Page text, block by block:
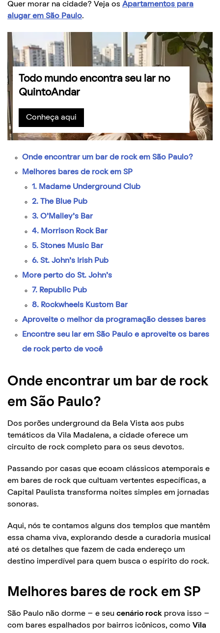
Quer morar na cidade? Veja os Apartamentos para
alugar em São Paulo.
Todo mundo encontra seu lar no
QuintoAndar
Conheça aqui
Onde encontrar um bar de rock em São Paulo?
Melhores bares de rock em SP
1. Madame Underground Club
2. The Blue Pub
3. O’Malley’s Bar
4. Morrison Rock Bar
5. Stones Music Bar
6. St. John’s Irish Pub
More perto do St. John’s
7. Republic Pub
8. Rockwheels Kustom Bar
Aproveite o melhor da programação desses bares
Encontre seu lar em São Paulo e aproveite os bares
de rock perto de você
Onde encontrar um bar de rock
em São Paulo?
Dos porões underground da Bela Vista aos pubs
temáticos da Vila Madalena, a cidade oferece um
circuito de rock completo para os seus devotos.
Passando por casas que ecoam clássicos atemporais e
em bares de rock que cultuam vertentes específicas, a
Capital Paulista transforma noites simples em jornadas
sonoras.
Aqui, nós te contamos alguns dos templos que mantêm
essa chama viva, explorando desde a curadoria musical
até os detalhes que fazem de cada endereço um
destino imperdível para quem busca o espírito do rock.
Melhores bares de rock em SP
São Paulo não dorme – e seu cenário rock prova isso –
com bares espalhados por bairros icônicos, como Vila